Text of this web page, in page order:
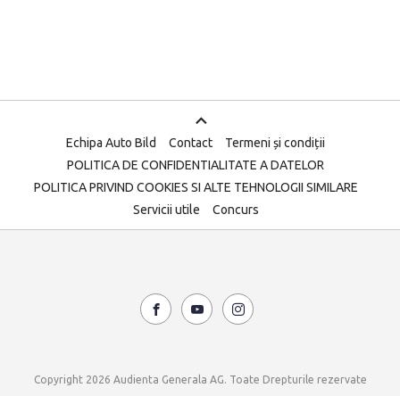
Echipa Auto Bild Contact
Termeni și condiții
POLITICA DE CONFIDENTIALITATE A DATELOR
POLITICA PRIVIND COOKIES SI ALTE TEHNOLOGII SIMILARE
Servicii utile
Concurs
Copyright 2026 Audienta Generala AG. Toate Drepturile rezervate